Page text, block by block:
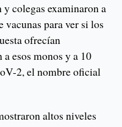
colegas examinaron a
vacunas para ver si los
ofrecían
esos monos y a 10
2, el nombre oficial
altos niveles